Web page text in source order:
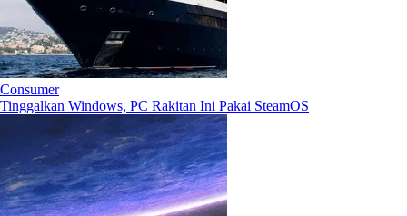
Consumer
Tinggalkan Windows, PC Rakitan Ini Pakai SteamOS